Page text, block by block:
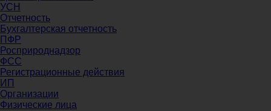
УСН
Отчетность
Бухгалтерская отчетность
ПФР
Росприроднадзор
ФСС
Регистрационные действия
ИП
Организации
Физические лица